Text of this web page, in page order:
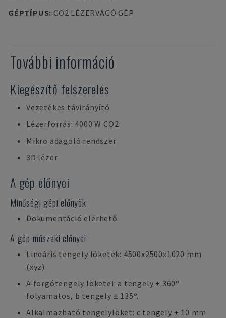
GÉPTÍPUS: CO2 LÉZERVÁGÓ GÉP
További információ
Kiegészítő felszerelés
Vezetékes távirányító
Lézerforrás: 4000 W CO2
Mikro adagoló rendszer
3D lézer
A gép előnyei
Minőségi gépi előnyök
Dokumentáció elérhető
A gép műszaki előnyei
Lineáris tengely löketek: 4500x2500x1020 mm
(xyz)
A forgótengely löketei: a tengely ± 360º
folyamatos, b tengely ± 135º.
Alkalmazható tengelylöket: c tengely ± 10 mm